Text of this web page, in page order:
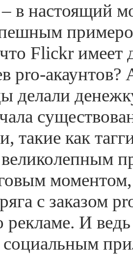
в настоящий
Flickr имеет
pro-
делали
такие как
великолепным
с заказом
рекламе. И